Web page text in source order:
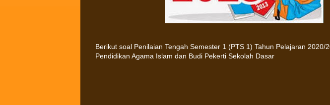
Berikut soal Penilaian Tengah Semester 1 (PTS 1) Tahun Pelajaran 2020/
Pendidikan Agama Islam dan Budi Pekerti Sekolah Dasar